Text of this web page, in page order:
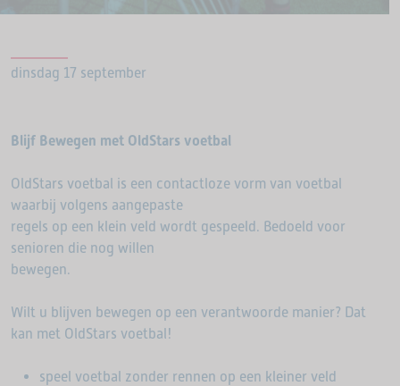
dinsdag 17 september
Blijf Bewegen met OldStars voetbal
OldStars voetbal is een contactloze vorm van voetbal
waarbij volgens aangepaste
regels op een klein veld wordt gespeeld. Bedoeld voor
senioren die nog willen
bewegen.
Wilt u blijven bewegen op een verantwoorde manier? Dat
kan met OldStars voetbal!
speel voetbal zonder rennen op een kleiner veld